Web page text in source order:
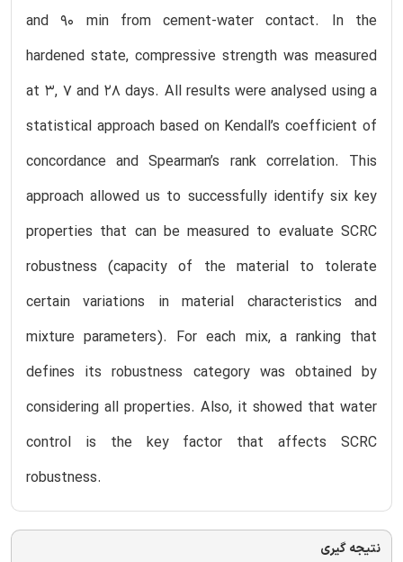
and 90 min from cement-water contact. In the
hardened state, compressive strength was measured
at 3, 7 and 28 days. All results were analysed using a
statistical approach based on Kendall’s coefficient of
concordance and Spearman’s rank correlation. This
approach allowed us to successfully identify six key
properties that can be measured to evaluate SCRC
robustness (capacity of the material to tolerate
certain variations in material characteristics and
mixture parameters). For each mix, a ranking that
defines its robustness category was obtained by
considering all properties. Also, it showed that water
control is the key factor that affects SCRC
robustness.
نتیجه گیری